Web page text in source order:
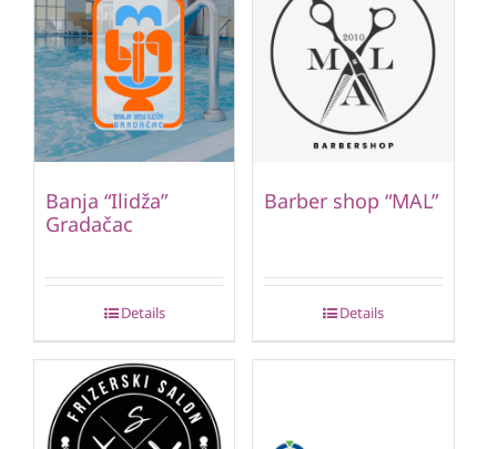
Banja “Ilidža”
Gradačac
Details
Barber shop “MAL”
Details